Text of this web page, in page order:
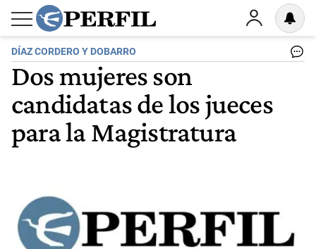
DÍAZ CORDERO Y DOBARRO
Dos mujeres son
candidatas de los jueces
para la Magistratura